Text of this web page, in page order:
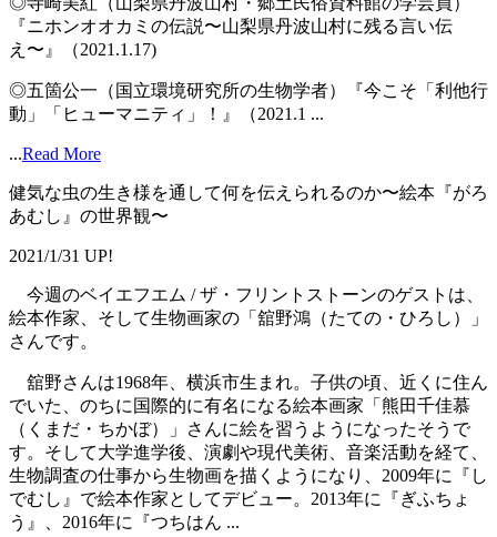
『ニホンオオカミの伝説〜山梨県丹波山村に残る言い伝
え〜』（2021.1.17)
◎五箇公一（国立環境研究所の生物学者）『今こそ「利他行
動」「ヒューマニティ」！』（2021.1 ...
...Read More
健気な虫の生き様を通して何を伝えられるのか〜絵本『がろ
あむし』の世界観〜
2021/1/31 UP!
今週のベイエフエム / ザ・フリントストーンのゲストは、
絵本作家、そして生物画家の「舘野鴻（たての・ひろし）」
さんです。
舘野さんは1968年、横浜市生まれ。子供の頃、近くに住ん
でいた、のちに国際的に有名になる絵本画家「熊田千佳慕
（くまだ・ちかぼ）」さんに絵を習うようになったそうで
す。そして大学進学後、演劇や現代美術、音楽活動を経て、
生物調査の仕事から生物画を描くようになり、2009年に『し
でむし』で絵本作家としてデビュー。2013年に『ぎふちょ
う』、2016年に『つちはん ...